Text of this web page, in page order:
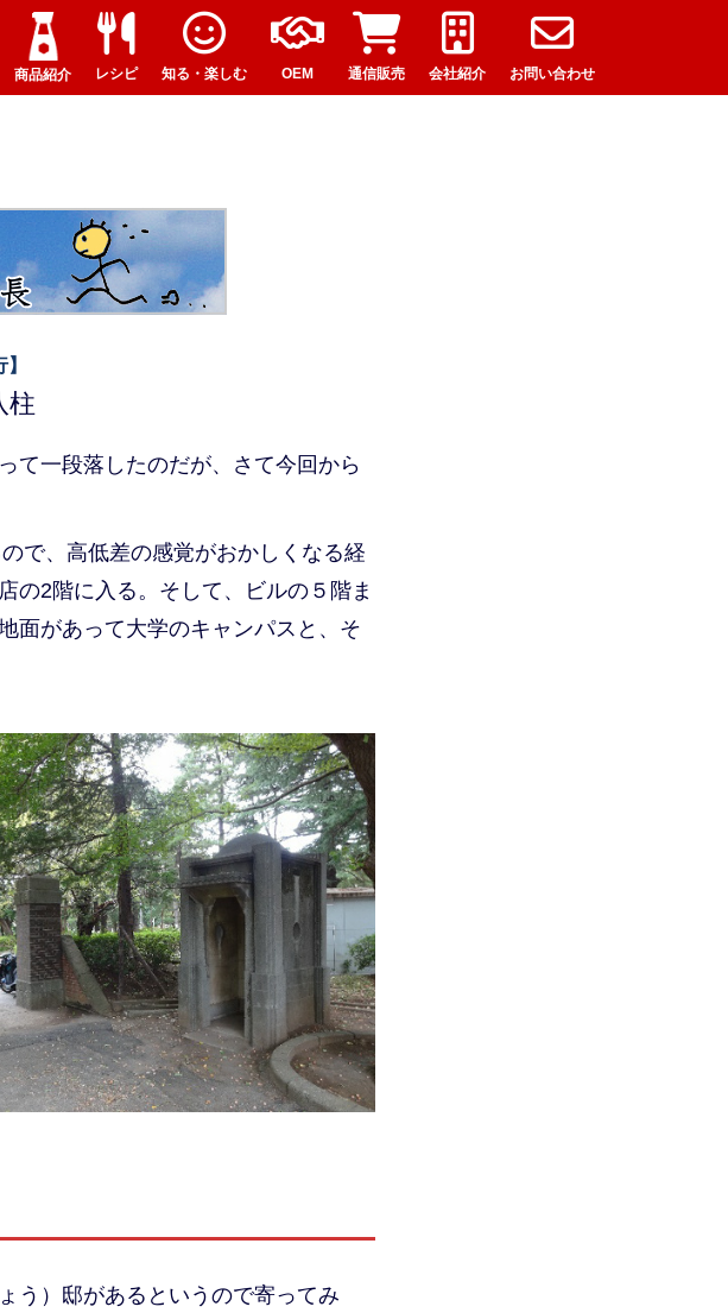
商品紹介 レシピ 知る・楽しむ OEM 通信販売 会社紹介 お問い合わせ
柱
て一段落したのだが、さて今回から
で、高低差の感覚がおかしくなる経
の2階に入る。そして、ビルの５階ま
面があって大学のキャンパスと、そ
う）邸があるというので寄ってみ